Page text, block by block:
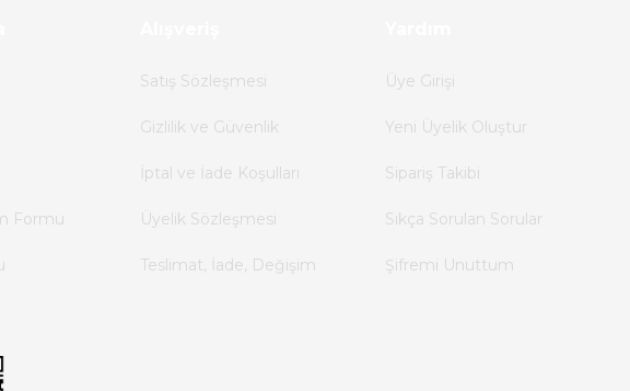
Formu
Satış Sözleşmesi
Gizlilik ve Güvenlik
İptal ve İade Koşulları
Üyelik Sözleşmesi
Teslimat, İade, Değişim
Üye Girişi
Yeni Üyelik Oluştur
Sipariş Takibi
Sıkça Sorulan Sorular
Şifremi Unuttum